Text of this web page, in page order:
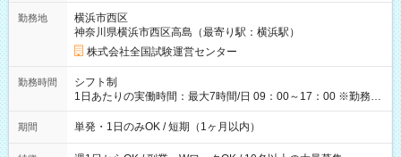
例】 ・河合塾模擬試験 8:30～17:30（休憩1時間） 時給1,300円
×8時間＝日収10,400円＋交通費 ※当日の役割により時給＋100
円の場合あり ・国家試験 7:00～13:30（休憩なし） 時給1,300
円（役割手当＋100円）×6時間＝日収8,400円＋交通費 【試用期
間】試用期間なし
勤務地
横浜市西区
神奈川県横浜市西区高島（最寄り駅：横浜駅）
株式会社全国試験運営センター
勤務時間
シフト制
1日あたりの実働時間：最大7時間/日 09：00～17：00 ※勤務時
間は 試験により異なります。
期間 単発・1日のみOK / 短期（1ヶ月以内）